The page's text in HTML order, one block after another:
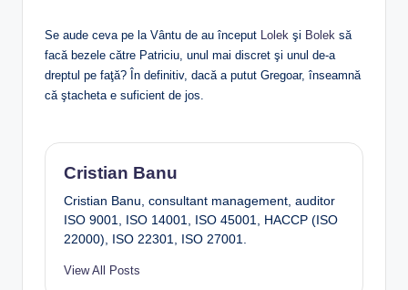
Se aude ceva pe la Vântu de au început Lolek şi Bolek să
facă bezele către Patriciu, unul mai discret şi unul de-a
dreptul pe faţă? În definitiv, dacă a putut Gregoar, înseamnă
că ştacheta e suficient de jos.
Cristian Banu
Cristian Banu, consultant management, auditor
ISO 9001, ISO 14001, ISO 45001, HACCP (ISO
22000), ISO 22301, ISO 27001.
View All Posts